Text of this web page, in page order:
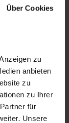
Über Cookies
zu
anbieten
zu
zu Ihrer
für
Unsere
auf den
mehrere
der